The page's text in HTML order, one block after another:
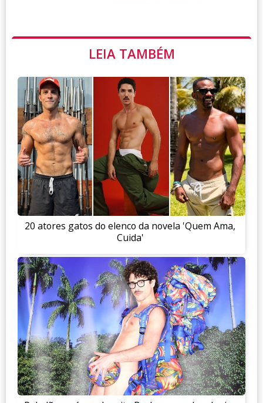
LEIA TAMBÉM
20 atores gatos do elenco da novela 'Quem Ama,
Cuida'